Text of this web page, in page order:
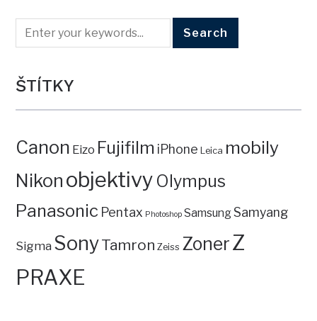
ŠTÍTKY
Canon Eizo Fujifilm iPhone Leica mobily
Nikon objektivy Olympus
Panasonic Pentax Photoshop SamsungSamyang
Sigma SonyTamron Zeiss ZonerZ
PRAXE